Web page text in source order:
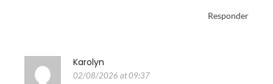
Responder
Karolyn
02/08/2026 at 09:37